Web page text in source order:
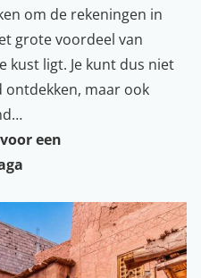
om de rekeningen in
grote voordeel van
kust ligt. Je kunt dus niet
ontdekken, maar ook
een